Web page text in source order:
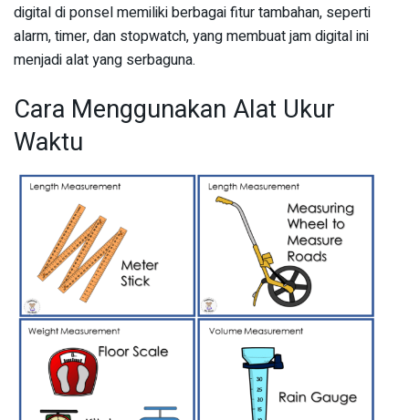
digital di ponsel memiliki berbagai fitur tambahan, seperti
alarm, timer, dan stopwatch, yang membuat jam digital ini
menjadi alat yang serbaguna.
Cara Menggunakan Alat Ukur
Waktu